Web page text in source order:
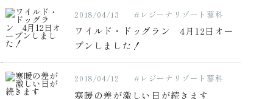
2018/04/13 #レジーナリゾート蓼科
ワイルド・ドッグラン 4月12日オー
プンしました！
2018/04/12 #レジーナリゾート蓼科
寒暖の差が激しい日が続きます